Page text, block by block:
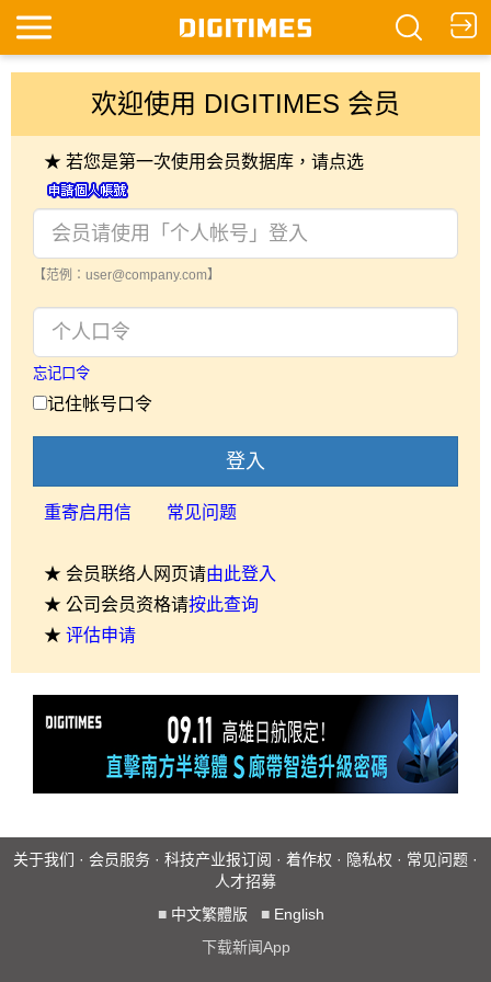
欢迎使用 DIGITIMES 会员
★ 若您是第一次使用会员数据库，请点选
【范例：user@company.com】
忘记口令
记住帐号口令
登入
重寄启用信 常见问题
★ 会员联络人网页请由此登入
★ 公司会员资格请按此查询
★ 评估申请
关于我们 · 会员服务 · 科技产业报订阅 · 着作权 · 隐私权 · 常见问题 ·
人才招募
■ 中文繁體版 ■ English
下载新闻App